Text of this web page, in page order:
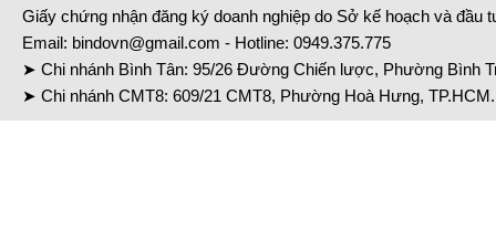
Giấy chứng nhận đăng ký doanh nghiệp do Sở kế hoạch và đầu
Email: bindovn@gmail.com - Hotline: 0949.375.775
➤ Chi nhánh Bình Tân: 95/26 Đường Chiến lược, Phường Bình
➤ Chi nhánh CMT8: 609/21 CMT8, Phường Hoà Hưng,